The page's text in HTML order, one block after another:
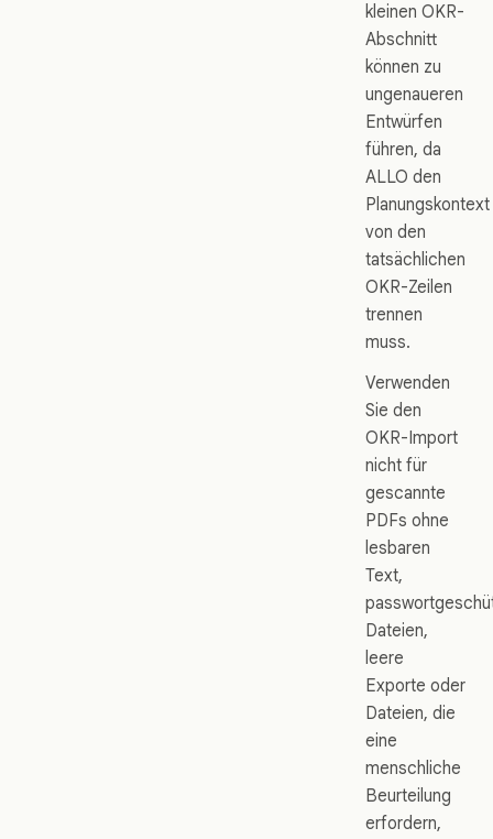
kleinen OKR-
Abschnitt
können zu
ungenaueren
Entwürfen
führen, da
ALLO den
Planungskontext
von den
tatsächlichen
OKR-Zeilen
trennen
muss.
Verwenden
Sie den
OKR-Import
nicht für
gescannte
PDFs ohne
lesbaren
Text,
Dateien,
leere
Exporte oder
Dateien, die
eine
menschliche
Beurteilung
erfordern,